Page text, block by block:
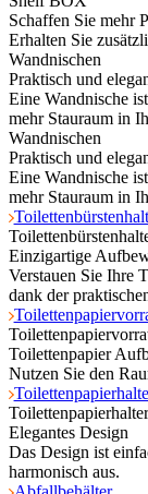
Schaffen Sie mehr
Erhalten Sie
Wandnischen
Praktisch und
Eine Wandnische
mehr Stauraum in
Wandnischen
Praktisch und
Eine Wandnische
mehr Stauraum in
Einzigartige
Verstauen Sie Ihre
dank der
Toilettenpapier
Nutzen Sie den
Toilettenpapierhalter
Elegantes Design
Das Design ist
harmonisch aus.